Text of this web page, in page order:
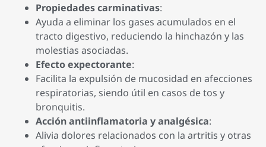
Propiedades carminativas:
Ayuda a eliminar los gases acumulados en el
tracto digestivo, reduciendo la hinchazón y las
molestias asociadas.
Efecto expectorante:
Facilita la expulsión de mucosidad en afecciones
respiratorias, siendo útil en casos de tos y
bronquitis.
Acción antiinflamatoria y analgésica:
Alivia dolores relacionados con la artritis y otras